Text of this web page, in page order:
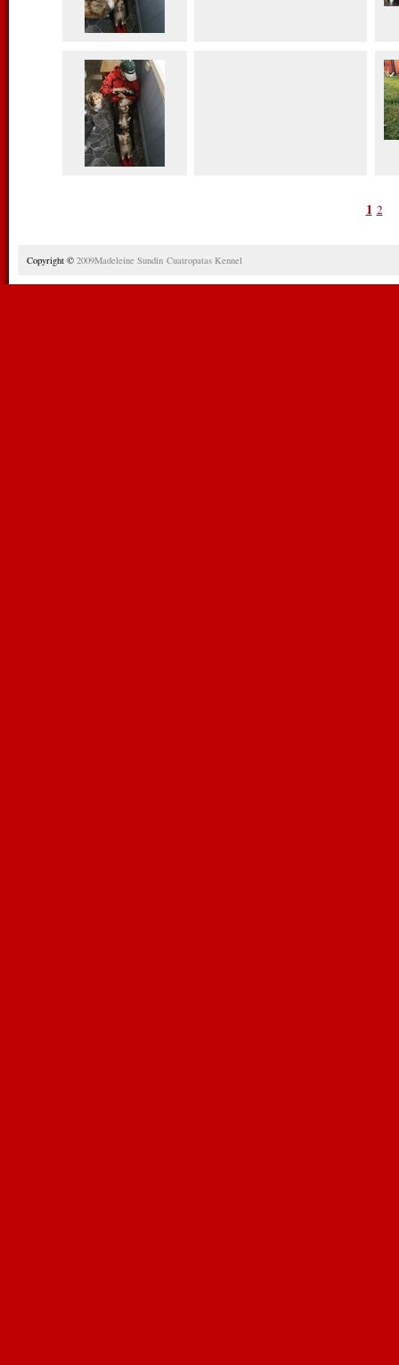
1 2
Copyright © 2009Madeleine Sundin Cuatropatas Kennel